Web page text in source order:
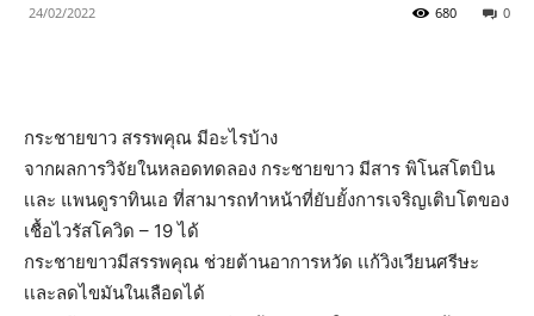
24/02/2022 0
680
กระชายขาว สรรพคุณ มีอะไรบ้าง
จากผลการวิจัยในหลอดทดลอง กระชายขาว มีสาร พิโนสโตบิน
เเละ แพนดูราทินเอ ที่สามารถทำหน้าที่ยับยั้งการเจริญเติบโตของ
เชื้อไวรัสโควิด – 19 ได้
กระชายขาวมีสรรพคุณ ช่วยต้านอาการหวัด เเก้วิงเวียนศรีษะ
เเละลดไขมันในเลือดได้